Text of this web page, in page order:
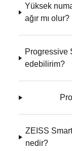
Yüksek
ağır mı olur?
Progressive
edebilirim?
ZEISS
nedir?